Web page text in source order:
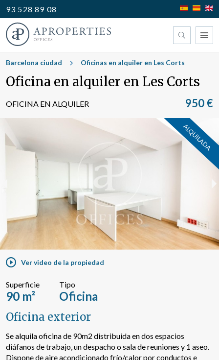
93 528 89 08
Encuentre su oficina
Tipo
Buscar por texto o referencia
Búsqueda avanzada
Barcelona ciudad Oficinas en alquiler en Les Corts
Oficina en alquiler en Les Corts
OFICINA EN ALQUILER 950 €
ALQUILADA
Ver video de la propiedad
Superficie
90 m²
Tipo
Oficina
Oficina exterior
Se alquila oficina de 90m2 distribuida en dos espacios
diáfanos de trabajo, un despacho o sala de reuniones y 1 aseo.
Dispone de aire acondicionado frío/calor por conductos e